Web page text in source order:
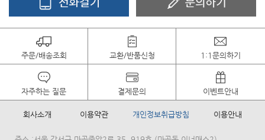
주문/배송조회 교환/반품신청 1:1문의하기
자주하는 질문 결제문의 이벤트안내
회사소개 이용약관 개인정보취급방침 이용안내